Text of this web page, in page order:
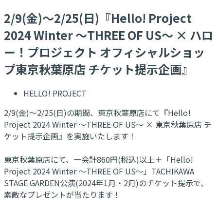
2/9(金)～2/25(日)『Hello! Project
2024 Winter ～THREE OF US～ × ハロ
ー！プロジェクト オフィシャルショッ
プ東京秋葉原店 チケット提示企画』
HELLO! PROJECT
2/9(金)～2/25(日)の期間、東京秋葉原店にて『Hello!
Project 2024 Winter ～THREE OF US～ × 東京秋葉原店 チ
ケット提示企画』を実施いたします！
東京秋葉原店にて、一会計860円(税込)以上＋「Hello!
Project 2024 Winter ～THREE OF US～」TACHIKAWA
STAGE GARDEN公演(2024年1月・2月)のチケット提示で、
素敵なプレゼントが当たります！